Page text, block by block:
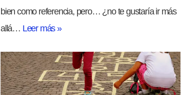
bien como referencia, pero… ¿no te gustaría ir más
allá… Leer más »